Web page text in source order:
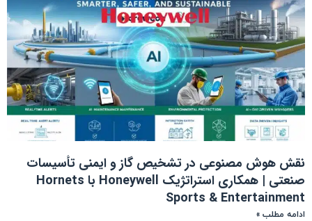
نقش هوش مصنوعی در تشخیص گاز و ایمنی تأسیسات
صنعتی | همکاری استراتژیک Honeywell با Hornets
Sports & Entertainment
ادامه مطلب »